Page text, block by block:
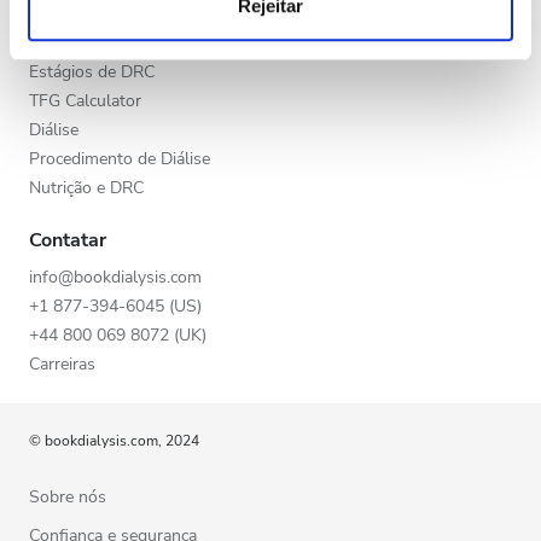
análise, que as podem combinar com outras informações
que lhes forneceu ou recolhidas por estes a partir da sua
utilização dos respetivos serviços.
Rejeitar
Noite
Avaliação
Boas
Muito Boas
Excelentes
Doença Renal Crónica (DRC)
Doenças Renais Crônicas (DRC)
Estágios de DRC
TFG Calculator
Diálise
Procedimento de Diálise
Nutrição e DRC
Contatar
info@bookdialysis.com
+1 877-394-6045 (US)
+44 800 069 8072 (UK)
Carreiras
© bookdialysis.com, 2024
Sobre nós
Confiança e segurança